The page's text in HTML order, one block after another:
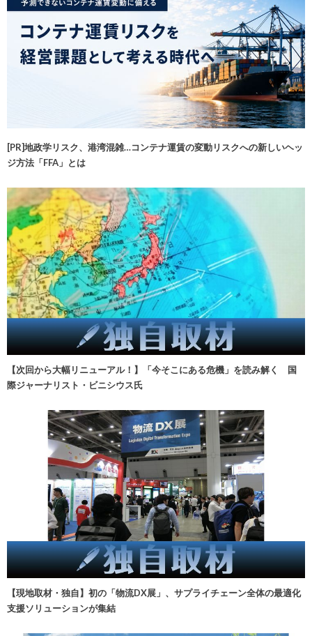
[PR]地政学リスク、港湾混雑…コンテナ運賃の変動リスクへの新しいヘッ
ジ方法「FFA」とは
【次回から大幅リニューアル！】「今そこにある危機」を読み解く 国
際ジャーナリスト・ビニシウス氏
【現地取材・独自】初の「物流DX展」、サプライチェーン全体の最適化
支援ソリューションが集結